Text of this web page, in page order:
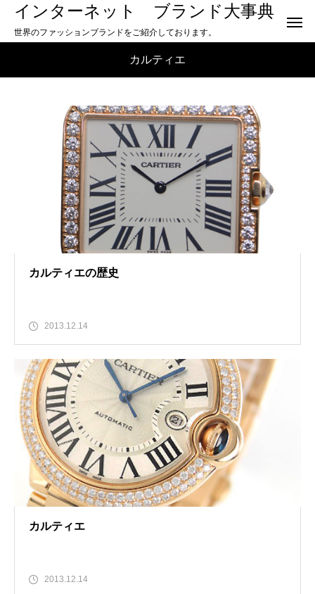
インターネット ブランド大事典
世界のファッションブランドをご紹介しております。
カルティエ
カルティエの歴史
2013.12.14
カルティエ
2013.12.14